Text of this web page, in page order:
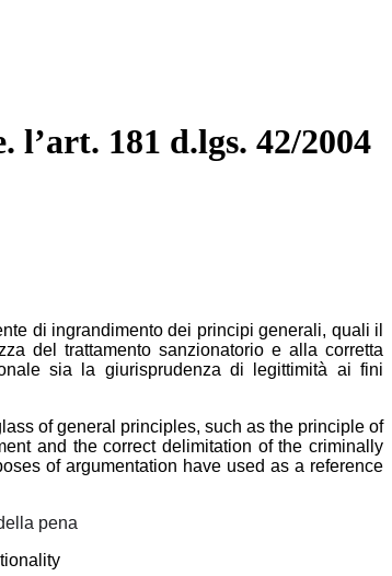
181 d.lgs. 42/2004
di ingrandimento dei principi generali, quali il
del trattamento sanzionatorio e alla corretta
sia la giurisprudenza di legittimità ai fini
of general principles, such as the principle of
and the correct delimitation of the criminally
of argumentation have used as a reference
pena